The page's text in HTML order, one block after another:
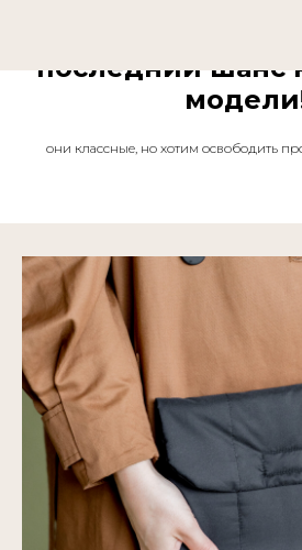
последний шанс
они классные, но хотим освободить